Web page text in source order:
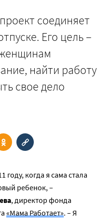
соединяет
Его цель –
найти работу
свое дело
когда я сама стала
ребенок, –
, директор фонда
«Мама Работает». – Я